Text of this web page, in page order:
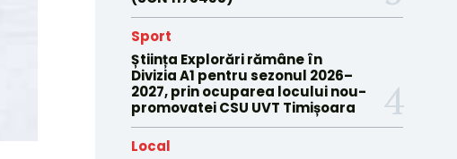
Sport
Știința Explorări rămâne în
Divizia A1 pentru sezonul 2026–
2027, prin ocuparea locului nou-
promovatei CSU UVT Timișoara
Local